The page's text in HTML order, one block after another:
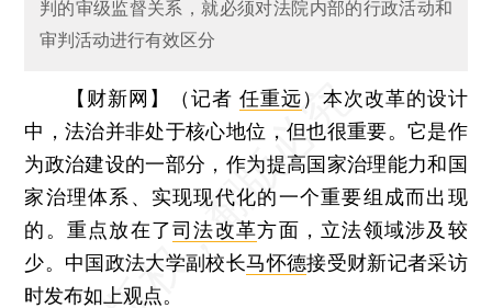
判的审级监督关系，就必须对法院内部的行政活动和
审判活动进行有效区分
【财新网】（记者 任重远） 本次改革的设计
中，法治并非处于核心地位，但也很重要。它是作
为政治建设的一部分，作为提高国家治理能力和国
家治理体系、实现现代化的一个重要组成而出现
的。重点放在了司法改革方面，立法领域涉及较
少。中国政法大学副校长马怀德接受财新记者采访
时发布如上观点。